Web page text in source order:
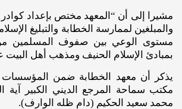
مشيرا إلى أن “المعهد مختص بإعداد
والمبلغين لممارسة الخطابة والتبليغ
مستوى الوعي بين صفوف المسلمين
بمبادئ الإسلام الحنيف ومذهب أهل البيت
يذكر أن معهد الخطابة ضمن المؤسسات
مكتب سماحة المرجع الديني الكبير آية
محمد سعيد الحكيم (دام ظله الوارف).